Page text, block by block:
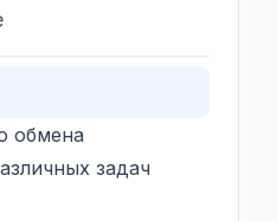
обмена
задач